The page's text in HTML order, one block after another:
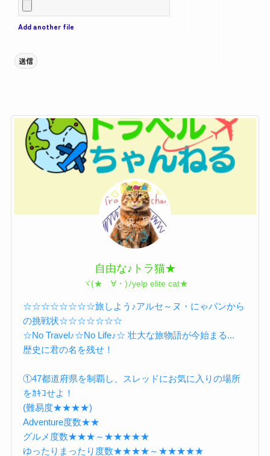
Add another file
送信
自由な♪トラ猫★
ヾ(★ゝ∀・)ﾉyelp elite cat★
☆☆☆☆☆☆☆☆旅しよう♪アルセ～ヌ・にゃパンから
の挑戦状☆☆☆☆☆☆☆
☆No Travel♪☆No Life♪☆ 壮大な旅物語が今始まる...
歴史に君の名を残せ！
①47都道府県を制覇し、スレッドにお気に入りの場所
をｶｷｺせよ！
(難易度★★★★)
Adventure度数★★
グルメ度数★★★～★★★★★
ゆったりまったり度数★★★★～★★★★★